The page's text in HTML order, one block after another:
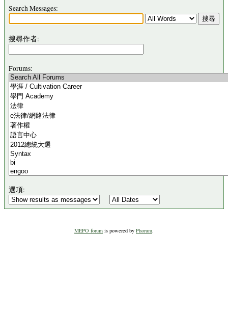
Search Messages:
搜尋作者:
Forums:
選項:
MEPO forum is powered by Phorum.